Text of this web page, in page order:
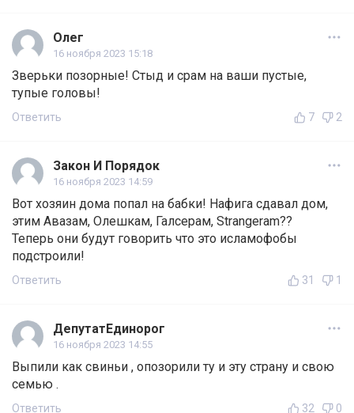
Олег
16 ноября 2023 15:18
Зверьки позорные! Стыд и срам на ваши пустые,
тупые головы!
Ответить 7 2
Закон И Порядок
16 ноября 2023 14:59
Вот хозяин дома попал на бабки! Нафига сдавал дом,
этим Авазам, Oлешкам, Галсерам, Strangeram??
Теперь они будут говорить что это исламофобы
подстроили!
Ответить 31 1
ДепутатЕдинорог
16 ноября 2023 14:55
Выпили как свиньи , опозорили ту и эту страну и свою
семью .
Ответить 32 0